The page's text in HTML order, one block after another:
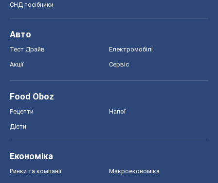
СНД посібники
Авто
Тест Драйв Електромобілі
Акції Сервіс
Food Oboz
Рецепти Напої
Дієти
Економіка
Ринки та компанії Макроекономіка